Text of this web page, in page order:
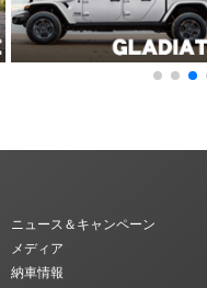
ニュース＆キャンペーン
メディア
納車情報